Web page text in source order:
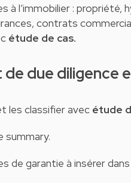
à l’immobilier : propriété,
contrats
étude de cas.
due diligence
les classifier avec étude
summary.
de garantie à insérer